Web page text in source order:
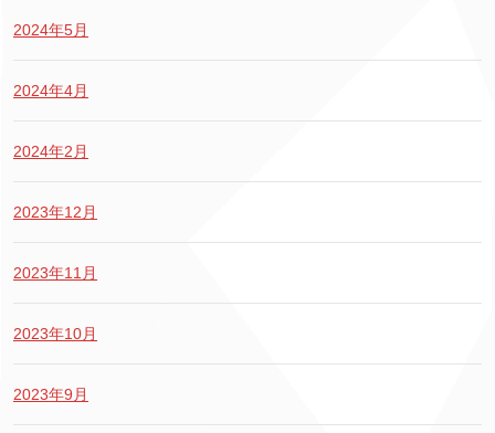
2024年5月
2024年4月
2024年2月
2023年12月
2023年11月
2023年10月
2023年9月